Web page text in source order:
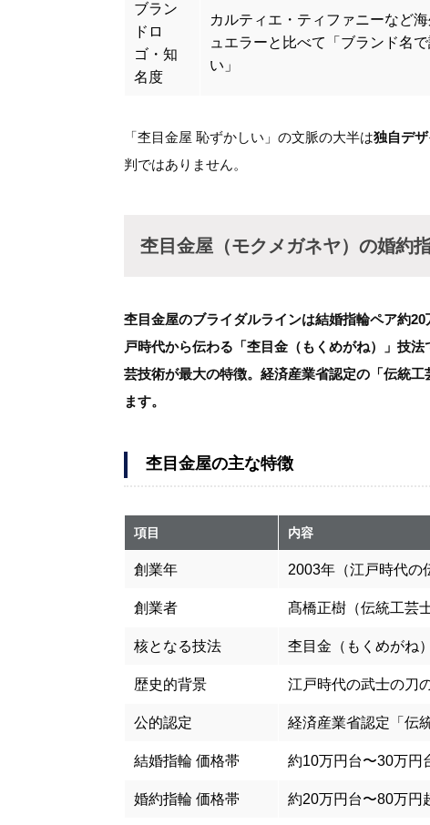
ブラン
ドロ
ゴ・知
名度
カルティエ・ティファニーなど
ュエラーと比べて「ブランド名
い」
「杢目金屋 恥ずかしい」の文脈の大半は独自デ
判ではありません。
杢目金屋（モクメガネヤ）の婚約
杢目金屋のブライダルラインは結婚指輪ペア約
戸時代から伝わる「杢目金（もくめがね）」技
芸技術が最大の特徴。経済産業省認定の「伝統
ます。
杢目金屋の主な特徴
項目 内容
創業年 2003年（江戸時代の
創業者 髙橋正樹（伝統工芸士
核となる技法 杢目金（もくめがね
歴史的背景 江戸時代の武士の刀
公的認定 経済産業省認定「伝
結婚指輪 価格帯 約10万円台〜30万円
婚約指輪 価格帯 約20万円台〜80万円